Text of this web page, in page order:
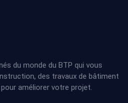
du monde du BTP qui vous
des travaux de bâtiment
améliorer votre projet.